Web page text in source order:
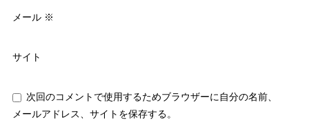
メール ※
サイト
次回のコメントで使用するためブラウザーに自分の名前、
メールアドレス、サイトを保存する。